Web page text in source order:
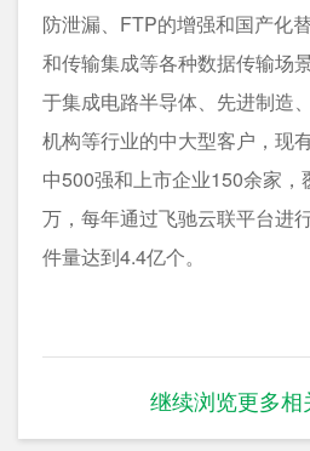
防泄漏、FTP的增强和国产化
和传输集成等各种数据传输场
于集成电路半导体、先进制造
机构等行业的中大型客户，现
中500强和上市企业150余家，
万，每年通过飞驰云联平台进
件量达到4.4亿个。
继续浏览更多相